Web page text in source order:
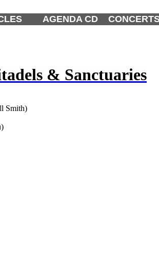
AGENDA CD
& Sanctuaries
Smith)